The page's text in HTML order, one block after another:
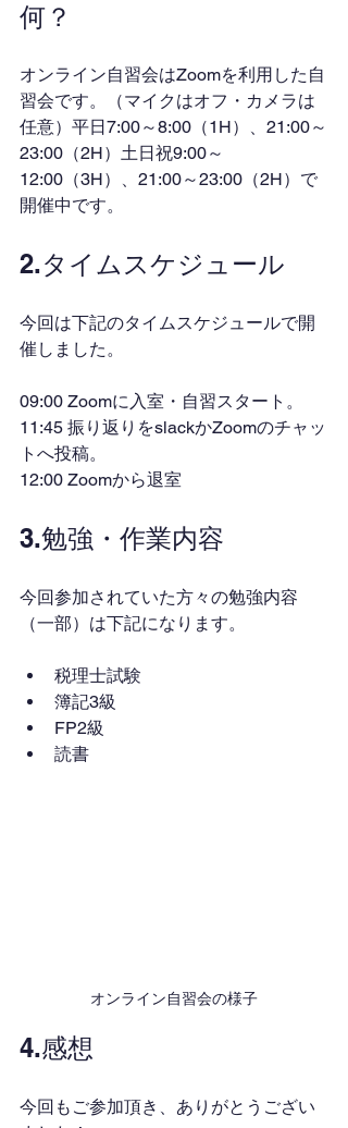
何？
オンライン自習会はZoomを利用した自
習会です。（マイクはオフ・カメラは
任意）平日7:00～8:00（1H）、21:00～
23:00（2H）土日祝9:00～
12:00（3H）、21:00～23:00（2H）で
開催中です。
2.タイムスケジュール
今回は下記のタイムスケジュールで開
催しました。
09:00 Zoomに入室・自習スタート。
11:45 振り返りをslackかZoomのチャッ
トへ投稿。
12:00 Zoomから退室
3.勉強・作業内容
今回参加されていた方々の勉強内容
（一部）は下記になります。
税理士試験
簿記3級
FP2級
読書
オンライン自習会の様子
4.感想
今回もご参加頂き、ありがとうござい